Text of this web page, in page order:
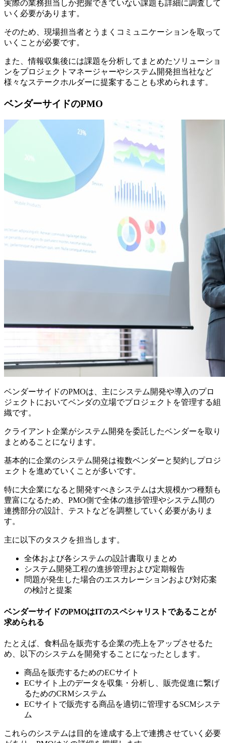
実際の業務担当しか把握できていない課題も詳細に調査して
いく必要があります。
そのため、現場担当者とうまくコミュニケーションを取って
いくことが必要です。
また、情報収集後には課題を分析してまとめたソリューショ
ンをプロジェクトマネージャーやシステム開発担当社など
様々なステークホルダーに提案することも求められます。
ベンダーサイドのPMO
ベンダーサイドのPMOは、主にシステム開発や導入のプロ
ジェクトにおいてベンダの立場でプロジェクトを管理する組
織です。
クライアント企業がシステム開発を委託したベンダーを取り
まとめることになります。
基本的に企業のシステム開発は複数ベンダーと契約しプロジ
ェクトを進めていくことが多いです。
特に大企業になると開発すべきシステムは大規模かつ種類も
豊富になるため、 PMO側で全体の進捗管理やシステム間の
連携部分の設計、テストなどを調整していく必要がありま
す。
主に以下のタスクを担当します。
全体および各システムの設計書取りまとめ
システム開発工程の進捗管理および定期報告
問題が発生した場合のエスカレーションおよび対応案
の検討と提案
ベンダーサイドのPMOはITのスペシャリストであることが
求められる
たとえば、食料品を販売する企業の売上をアップさせるた
め、以下のシステムを開発することになったとします。
商品を販売するためのECサイト
ECサイト上のデータを収集・分析し、販売促進に繋げ
るためのCRMシステム
ECサイトで販売する商品を適切に管理するSCMシステ
ム
これらのシステムは目的を達成する上で連携させていく必要